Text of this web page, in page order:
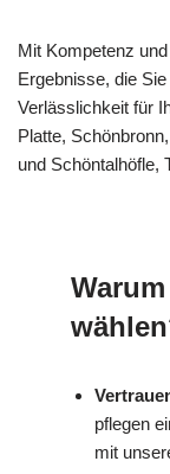
Mit Kompetenz
Ergebnisse, die
Verlässlichkeit für
Platte,
und Schöntalhöfle,
pflegen
mit